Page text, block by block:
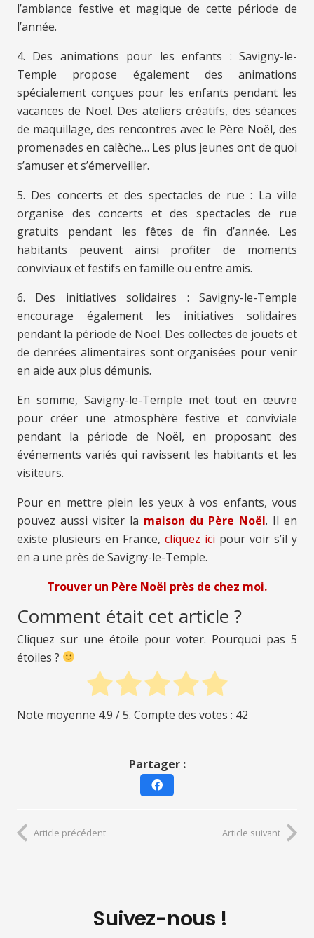
l’ambiance festive et magique de cette période de
l’année.
4. Des animations pour les enfants : Savigny-le-
Temple propose également des animations
spécialement conçues pour les enfants pendant les
vacances de Noël. Des ateliers créatifs, des séances
de maquillage, des rencontres avec le Père Noël, des
promenades en calèche… Les plus jeunes ont de quoi
s’amuser et s’émerveiller.
5. Des concerts et des spectacles de rue : La ville
organise des concerts et des spectacles de rue
gratuits pendant les fêtes de fin d’année. Les
habitants peuvent ainsi profiter de moments
conviviaux et festifs en famille ou entre amis.
6. Des initiatives solidaires : Savigny-le-Temple
encourage également les initiatives solidaires
pendant la période de Noël. Des collectes de jouets et
de denrées alimentaires sont organisées pour venir
en aide aux plus démunis.
En somme, Savigny-le-Temple met tout en œuvre
pour créer une atmosphère festive et conviviale
pendant la période de Noël, en proposant des
événements variés qui ravissent les habitants et les
visiteurs.
Pour en mettre plein les yeux à vos enfants, vous
pouvez aussi visiter la maison du Père Noël. Il en
existe plusieurs en France, cliquez ici pour voir s’il y
en a une près de Savigny-le-Temple.
Trouver un Père Noël près de chez moi.
Comment était cet article ?
Cliquez sur une étoile pour voter. Pourquoi pas 5
étoiles ?
Note moyenne 4.9 / 5. Compte des votes : 42
Partager :
Article précédent Article suivant
Suivez-nous !